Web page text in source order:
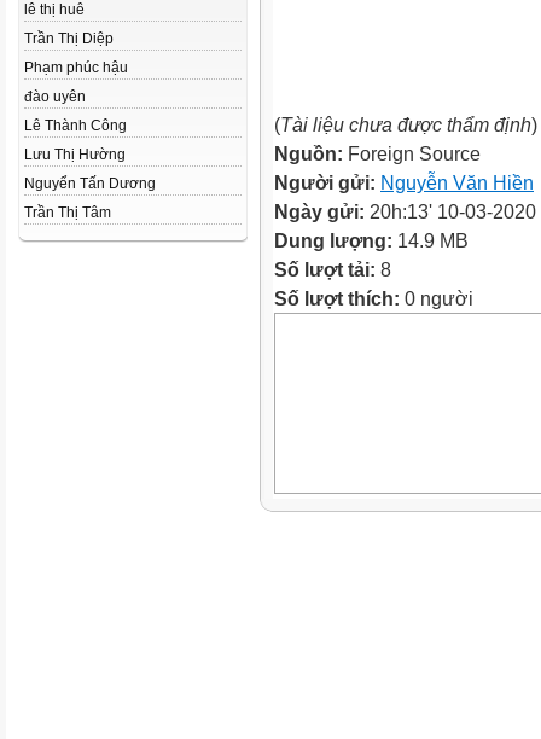
lê thị huê
Trần Thị Diệp
Phạm phúc hậu
đào uyên
Lê Thành Công
Lưu Thị Hường
Nguyển Tấn Dương
Trần Thị Tâm
(Tài liệu chưa được thẩm định)
Nguồn: Foreign Source
Người gửi: Nguyễn Văn Hiền
Ngày gửi: 20h:13' 10-03-2020
Dung lượng: 14.9 MB
Số lượt tải: 8
Số lượt thích: 0 người